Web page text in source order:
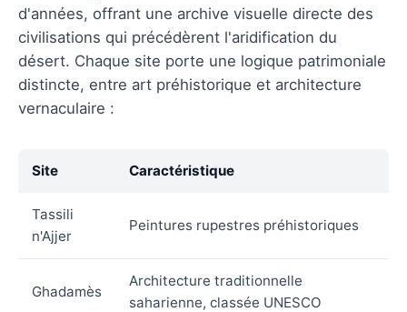
d'années, offrant une archive visuelle directe des
civilisations qui précédèrent l'aridification du
désert. Chaque site porte une logique patrimoniale
distincte, entre art préhistorique et architecture
vernaculaire :
Site Caractéristique
Tassili
n'Ajjer
Peintures rupestres préhistoriques
Ghadamès
Architecture traditionnelle
saharienne, classée UNESCO